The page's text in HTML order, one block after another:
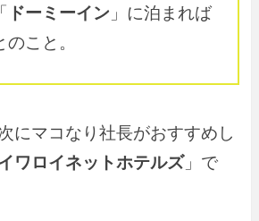
ドーミーイン 」に泊まれば
こと。
にマコなり社長がおすすめし
ワロイネットホテルズ」で